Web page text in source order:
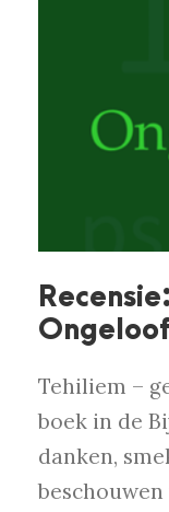
Tehiliem –
boek in de
danken,